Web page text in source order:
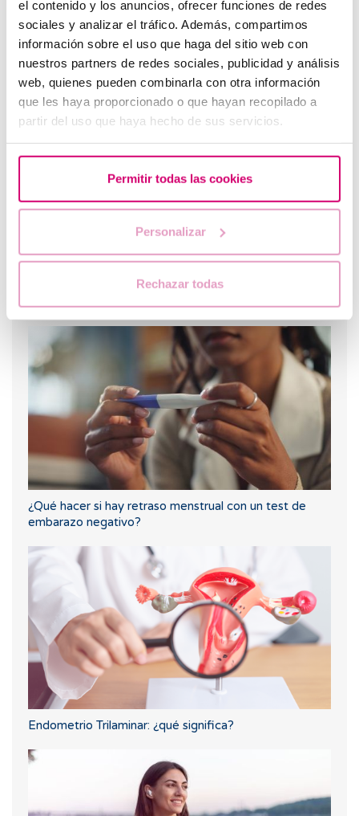
el contenido y los anuncios, ofrecer funciones de redes
sociales y analizar el tráfico. Además, compartimos
información sobre el uso que haga del sitio web con
nuestros partners de redes sociales, publicidad y análisis
web, quienes pueden combinarla con otra información
que les haya proporcionado o que hayan recopilado a
partir del uso que haya hecho de sus servicios.
Permitir todas las cookies
Personalizar
Rechazar todas
Tengo una baja reserva ovárica, ¿alguien me lo puede
explicar?
Nuevo embarazo tras un aborto bioquímico
¿Qué hacer si hay retraso menstrual con un test de
embarazo negativo?
Endometrio Trilaminar: ¿qué significa?